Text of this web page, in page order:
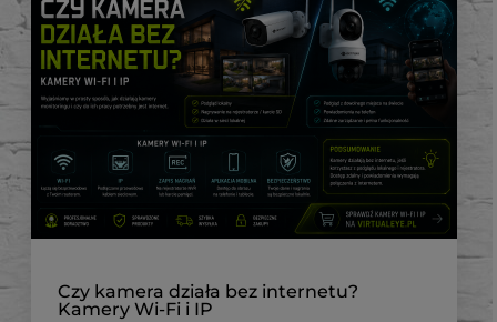
Czy kamera działa bez internetu?
Kamery Wi-Fi i IP